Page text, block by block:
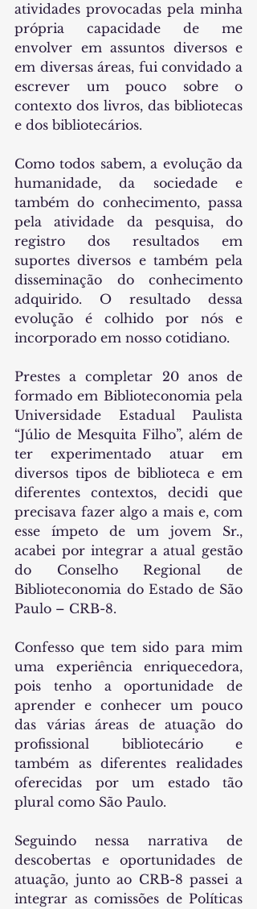
atividades provocadas pela minha
própria capacidade de me
envolver em assuntos diversos e
em diversas áreas, fui convidado a
escrever um pouco sobre o
contexto dos livros, das bibliotecas
e dos bibliotecários.
Como todos sabem, a evolução da
humanidade, da sociedade e
também do conhecimento, passa
pela atividade da pesquisa, do
registro dos resultados em
suportes diversos e também pela
disseminação do conhecimento
adquirido. O resultado dessa
evolução é colhido por nós e
incorporado em nosso cotidiano.
Prestes a completar 20 anos de
formado em Biblioteconomia pela
Universidade Estadual Paulista
“Júlio de Mesquita Filho”, além de
ter experimentado atuar em
diversos tipos de biblioteca e em
diferentes contextos, decidi que
precisava fazer algo a mais e, com
esse ímpeto de um jovem Sr.,
acabei por integrar a atual gestão
do Conselho Regional de
Biblioteconomia do Estado de São
Paulo – CRB-8.
Confesso que tem sido para mim
uma experiência enriquecedora,
pois tenho
a oportunidade de
aprender e conhecer um pouco
das várias áreas de atuação do
profissional bibliotecário e
também as diferentes realidades
oferecidas por um estado tão
plural como São Paulo.
Seguindo nessa narrativa de
descobertas e oportunidades de
atuação, junto ao CRB-8 passei a
integrar as comissões de Políticas